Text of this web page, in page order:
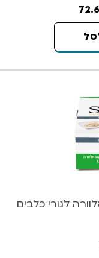
לגורי כלבים